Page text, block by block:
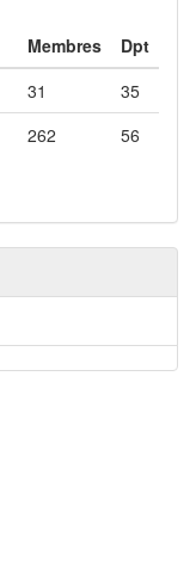
Membres
Dpt
31
35
262 56